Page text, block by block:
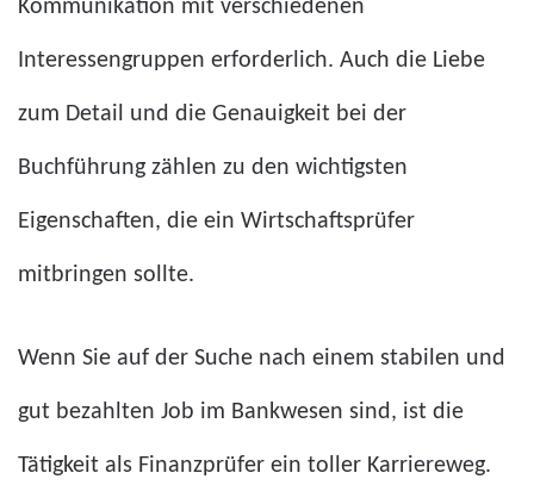
Kommunikation mit verschiedenen
Interessengruppen erforderlich. Auch die Liebe
zum Detail und die Genauigkeit bei der
Buchführung zählen zu den wichtigsten
Eigenschaften, die ein Wirtschaftsprüfer
mitbringen sollte.
Wenn Sie auf der Suche nach einem stabilen und
gut bezahlten Job im Bankwesen sind, ist die
Tätigkeit als Finanzprüfer ein toller Karriereweg.